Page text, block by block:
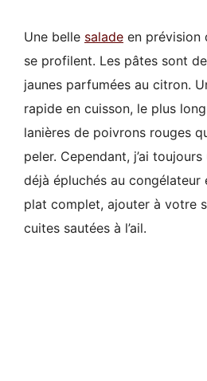
Une belle salade en prévision
se profilent. Les pâtes sont
jaunes parfumées au citron.
rapide en cuisson, le plus
lanières de poivrons rouges
peler. Cependant, j’ai
déjà épluchés au congélateur
plat complet, ajouter à votre
cuites sautées à l’ail.